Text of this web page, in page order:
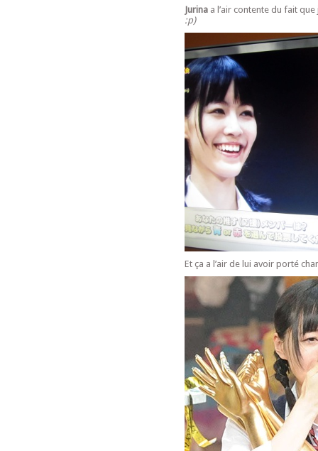
Jurina a l’air contente du fait
:p)
Et ça a l’air de lui avoir porté